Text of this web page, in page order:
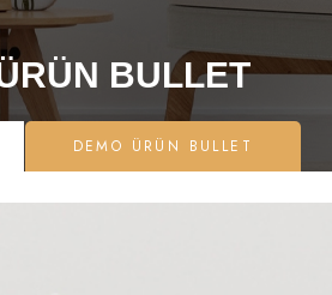
BULLET
DEMO ÜRÜN BULLET